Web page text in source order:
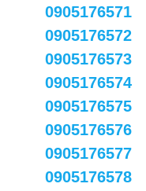
0905176571
0905176572
0905176573
0905176574
0905176575
0905176576
0905176577
0905176578